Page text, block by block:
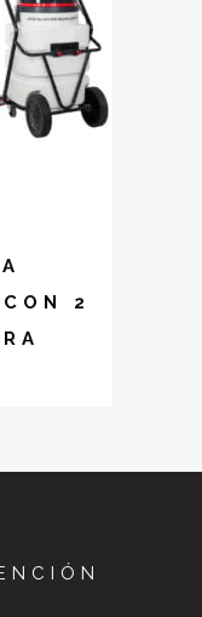
2